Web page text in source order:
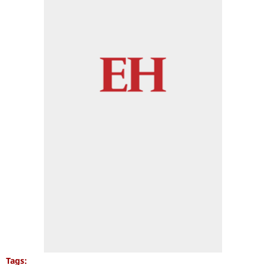
Tags: